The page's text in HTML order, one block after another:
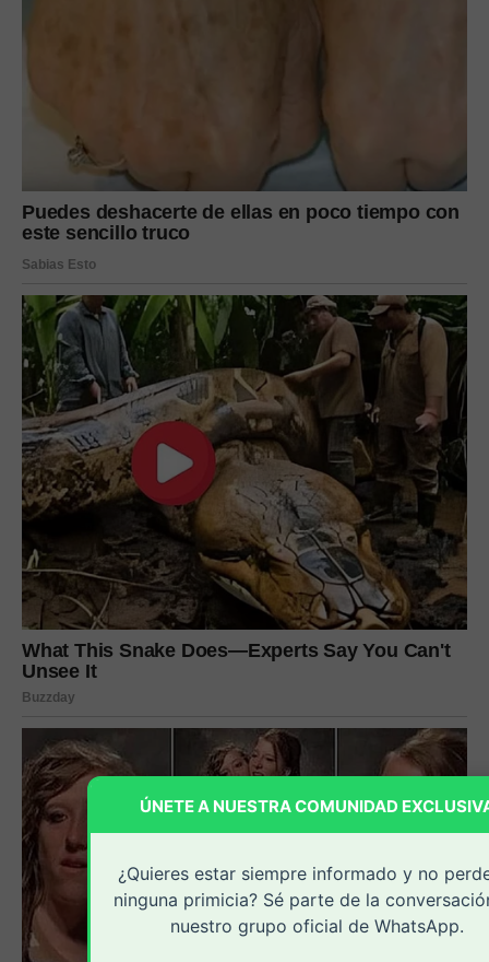
ÚNETE A NUESTRA COMUNIDAD
¿Quieres estar siempre informado y no
ninguna primicia? Sé parte de la
nuestro grupo oficial de WhatsApp.